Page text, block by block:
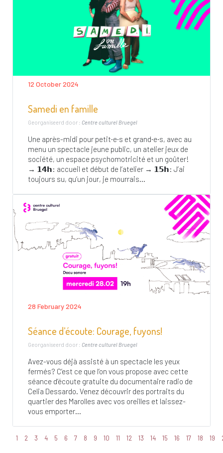
12 October 2024
Samedi en famille
Georganiseerd door : Centre culturel Bruegel
Une après-midi pour petit·e·s et grand·e·s, avec au
menu un spectacle jeune public, un atelier jeux de
société, un espace psychomotricité et un goûter!
→ 𝟭𝟰𝗵: accueil et début de l’atelier → 𝟭𝟱𝗵: J’ai
toujours su, qu’un jour, je mourrais...
28 February 2024
Séance d’écoute: Courage, fuyons!
Georganiseerd door : Centre culturel Bruegel
Avez-vous déjà assisté à un spectacle les yeux
fermés? C’est ce que l’on vous propose avec cette
séance d’écoute gratuite du documentaire radio de
Celia Dessardo. Venez découvrir des portraits du
quartier des Marolles avec vos oreilles et laissez-
vous emporter...
1 2 3 4 5 6 7 8 9 10 11 12 13 14 15 16 17 18 19